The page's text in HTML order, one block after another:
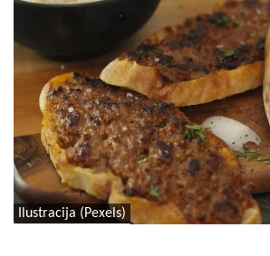
Ilustracija (Pexels)